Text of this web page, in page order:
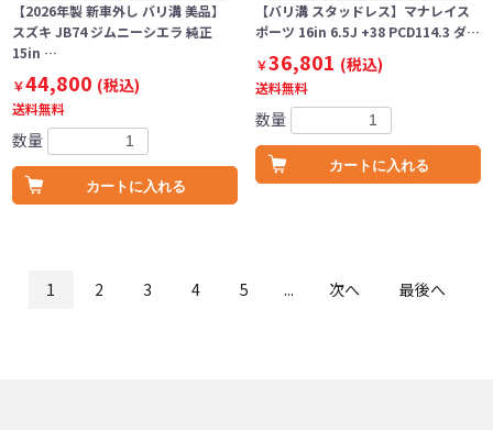
【2026年製 新車外し バリ溝 美品】
スズキ JB74 ジムニーシエラ 純正
15in …
￥44,800 (税込)
送料無料
数量
カートに入れる
【バリ溝 スタッドレス】マナレイス
ポーツ 16in 6.5J +38 PCD114.3 ダ…
￥36,801 (税込)
送料無料
数量
カートに入れる
1 2 3 4 5 ... 次へ 最後へ